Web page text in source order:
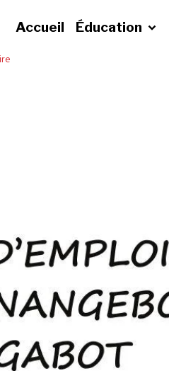
Accueil Éducation